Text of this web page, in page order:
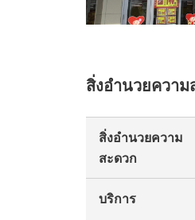
สิ่งอำนวยควา
สิ่งอำนวยความ
สะดวก
บริการ